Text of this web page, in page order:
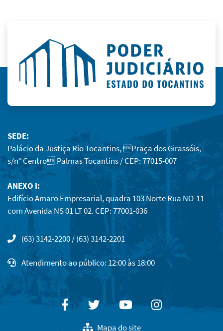
SEDE:
Palácio da Justiça Rio Tocantins, Praça dos Girassóis,
s/nº Centro Palmas Tocantins / CEP: 77015-007
ANEXO I:
Edifício Amaro Empresarial, quadra 103 Norte Rua NO-11
com Avenida NS 01 LT 02. CEP: 77001-036
(63) 3142-2200 / (63) 3142-2201
Atendimento ao público: 12:00 às 18:00
FacebookTwitterYoutubeInstagram
Mapa do site